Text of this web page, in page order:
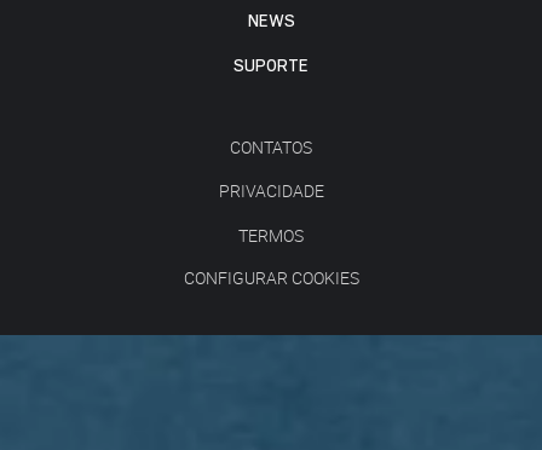
NEWS
SUPORTE
CONTATOS
PRIVACIDADE
TERMOS
CONFIGURAR COOKIES